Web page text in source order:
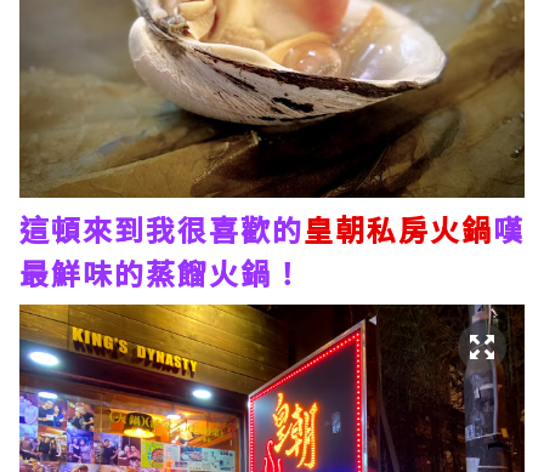
這頓來到我很喜歡的皇朝私房火鍋嘆
最鮮味的蒸餾火鍋！